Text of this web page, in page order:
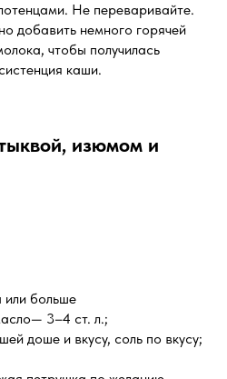
Не переваривайте.
добавить немного горячей
чтобы получилась
каши.
изюмом и
больше
3–4 ст. л.;
доше и вкусу, соль по вкусу;